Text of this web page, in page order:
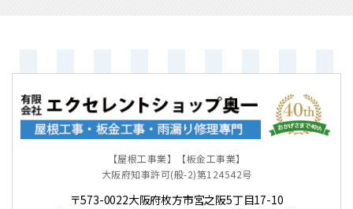
【屋根工事業】【板金工事業】
大阪府知事許可(般-2)第124542号
〒573-0022大阪府枚方市宮之阪5丁目17-10